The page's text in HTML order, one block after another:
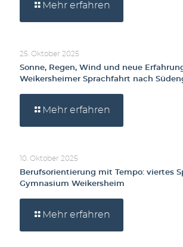
Mehr erfahren
25. Oktober 2025
Sonne, Regen, Wind und neue
Weikersheimer Sprachfahrt nach
Mehr erfahren
10. Oktober 2025
Berufsorientierung mit Tempo: viertes
Gymnasium Weikersheim
Mehr erfahren